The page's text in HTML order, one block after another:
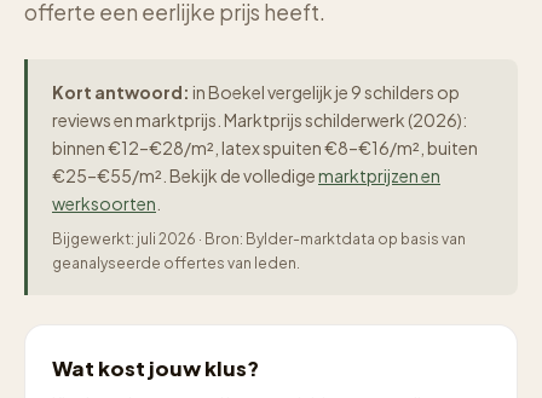
offerte een eerlijke prijs heeft.
Kort antwoord: in Boekel vergelijk je 9 schilders op
reviews en marktprijs. Marktprijs schilderwerk (2026):
binnen €12–€28/m², latex spuiten €8–€16/m², buiten
€25–€55/m². Bekijk de volledigemarktprijzen en
werksoorten
Bijgewerkt: juli 2026 · Bron: Bylder-marktdata op basis van
geanalyseerde offertes van leden.
Wat kost jouw klus?